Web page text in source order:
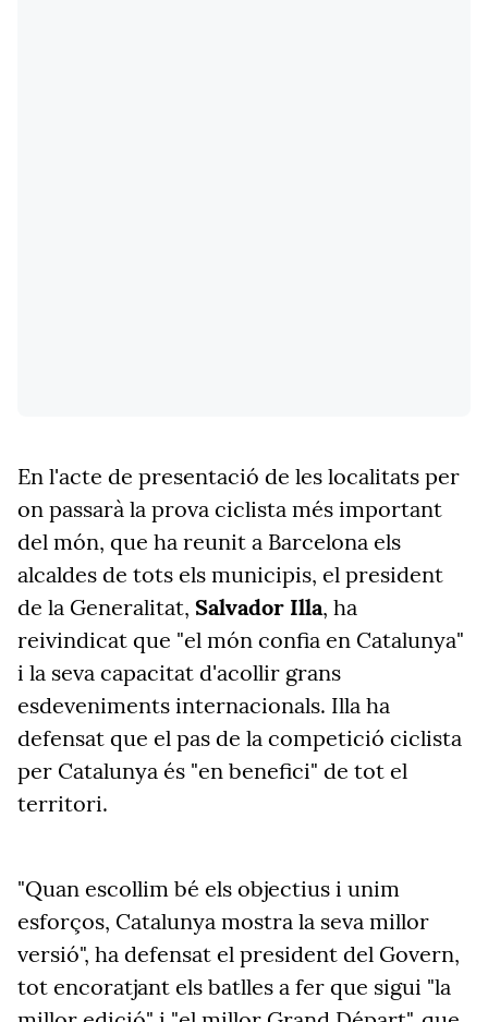
En l'acte de presentació de les localitats per
on passarà la prova ciclista més important
del món, que ha reunit a Barcelona els
alcaldes de tots els municipis, el president
de la Generalitat, Salvador Illa, ha
reivindicat que "el món confia en Catalunya"
i la seva capacitat d'acollir grans
esdeveniments internacionals. Illa ha
defensat que el pas de la competició ciclista
per Catalunya és "en benefici" de tot el
territori.
"Quan escollim bé els objectius i unim
esforços, Catalunya mostra la seva millor
versió", ha defensat el president del Govern,
tot encoratjant els batlles a fer que sigui "la